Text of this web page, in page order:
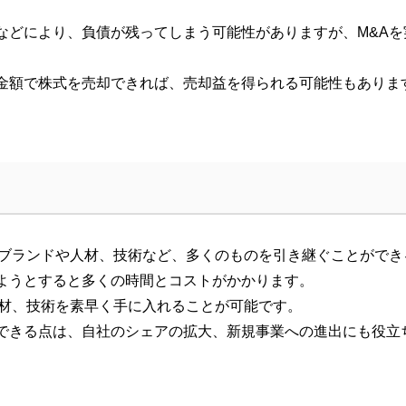
により、負債が残ってしまう可能性がありますが、M&A
で株式を売却できれば、売却益を得られる可能性もありま
ランドや人材、技術など、多くのものを引き継ぐことがで
とすると多くの時間とコストがかかります。
、技術を素早く手に入れることが可能です。
る点は、自社のシェアの拡大、新規事業への進出にも役立